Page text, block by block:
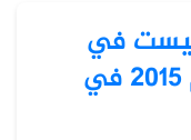
ليست في
صنعاء، بل تعود إلى عام 2015 في